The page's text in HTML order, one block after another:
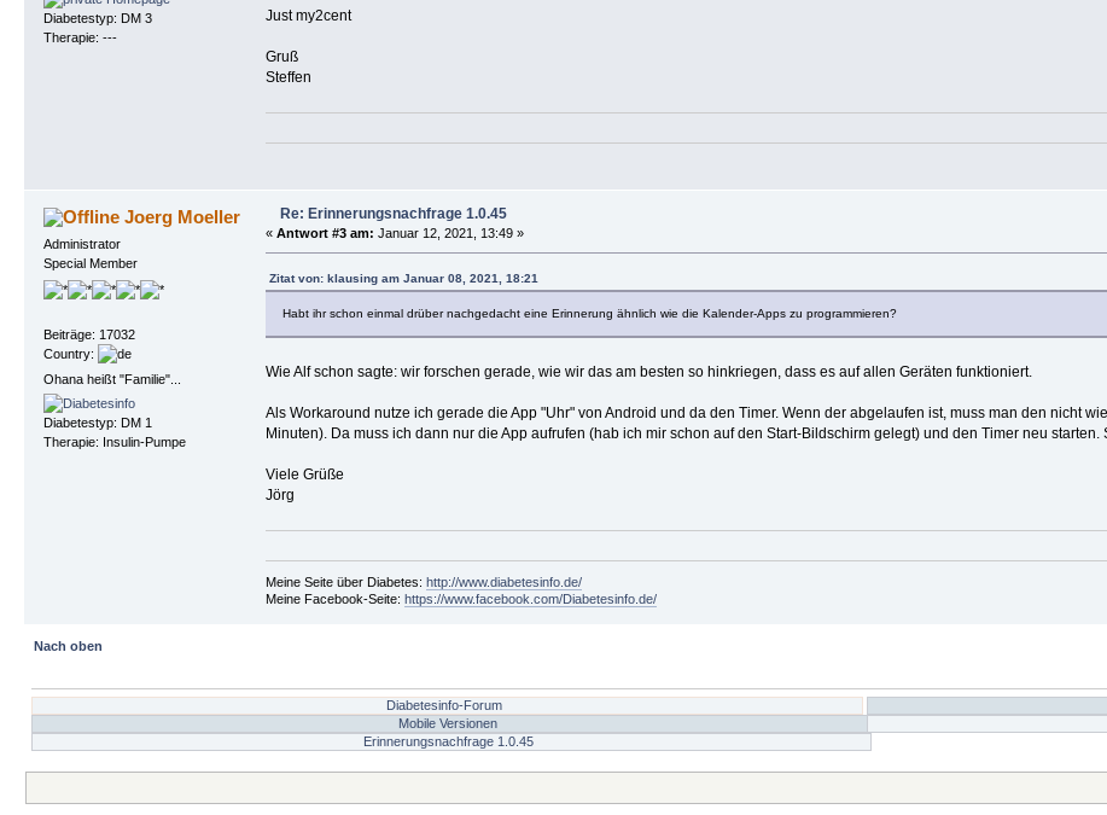
Diabetestyp: DM 3
Therapie: ---
Just my2cent
Gruß
Steffen
Joerg Moeller
Administrator
Special Member
Beiträge: 17032
Country:
Ohana heißt "Familie"...
Diabetestyp: DM 1
Therapie: Insulin-Pumpe
Re: Erinnerungsnachfrage 1.0.45
« Antwort #3 am: Januar 12, 2021, 13:49 »
Zitat von: klausing am Januar 08, 2021, 18:21
Habt ihr schon einmal drüber nachgedacht eine Erinnerung ähnlich wie die Kalender-Apps zu programmieren?
Wie Alf schon sagte: wir forschen gerade, wie wir das am besten so hinkriegen, dass es auf allen Geräten funktioniert.
Als Workaround nutze ich gerade die App "Uhr" von Android und da den Timer. Wenn der abgelaufen ist, muss man den nicht
Minuten). Da muss ich dann nur die App aufrufen (hab ich mir schon auf den Start-Bildschirm gelegt) und den Timer neu
Viele Grüße
Jörg
Meine Seite über Diabetes: http://www.diabetesinfo.de/
Meine Facebook-Seite: https://www.facebook.com/Diabetesinfo.de/
Nach oben
Diabetesinfo-Forum
Mobile Versionen
Erinnerungsnachfrage 1.0.45